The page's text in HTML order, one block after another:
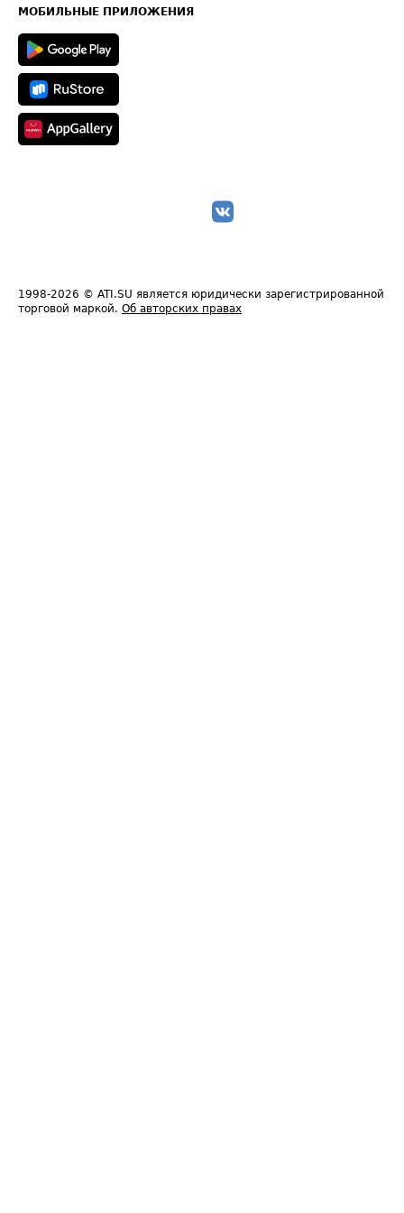
Техническая информация
МОБИЛЬНЫЕ ПРИЛОЖЕНИЯ
1998-2026 © ATI.SU является юридически зарегистрированной
торговой маркой. Об авторских правах